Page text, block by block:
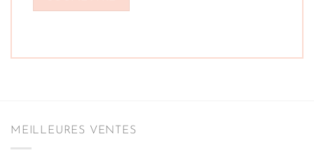
MEILLEURES VENTES